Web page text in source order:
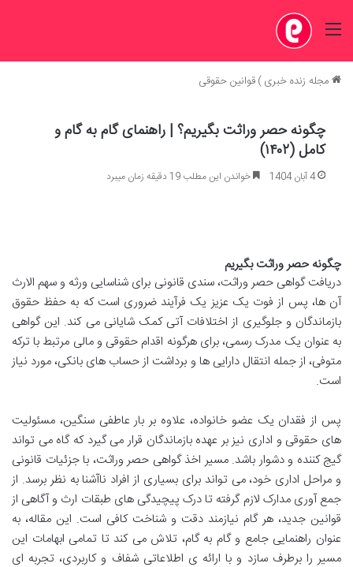
منو
مجله زنده خبری)قوانین حقوقی
چگونه حصر وراثت بگیریم؟ | راهنمای گام به گام و
کامل (۱۴۰۲)
4 آبان 1404 خواندن این مطلب 19 دقیقه زمان میبرد
چگونه حصر وراثت بگیریم
دریافت گواهی حصر وراثت، سندی قانونی برای شناسایی ورثه و سهم الارث
آن ها، پس از فوت یک عزیز یک فرآیند ضروری است که به حفظ حقوق
بازماندگان و جلوگیری از اختلافات آتی کمک شایانی می کند. این گواهی
به عنوان یک مدرک رسمی، برای هرگونه اقدام حقوقی و مالی مرتبط با ترکه
متوفی، از جمله انتقال دارایی ها و برداشت از حساب های بانکی، مورد نیاز
است.
پس از فقدان یک عضو خانواده، علاوه بر بار عاطفی سنگین، مسئولیت
های حقوقی و اداری نیز بر عهده بازماندگان قرار می گیرد که گاه می تواند
گیج کننده و دشوار باشد. مسیر اخذ گواهی حصر وراثت، با جزئیات قانونی
و مراحل اداری خود، می تواند برای بسیاری از افراد ناآشنا به نظر برسد. از
جمع آوری مدارک لازم گرفته تا درک پیچیدگی های طبقات ارث و آگاهی از
قوانین جدید، هر گام نیازمند دقت و شناخت کافی است. این مقاله، به
عنوان راهنمایی جامع و گام به گام، تلاش می کند تا تمامی ابهامات این
مسیر را برطرف سازد و با ارائه ی اطلاعاتی شفاف و کاربردی، تجربه ای